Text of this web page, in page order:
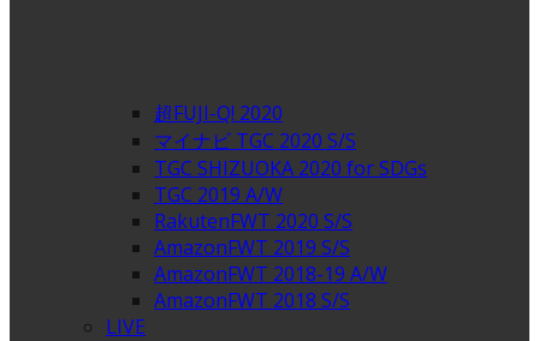
超FUJI-Q! 2020
マイナビ TGC 2020 S/S
TGC SHIZUOKA 2020 for SDGs
TGC 2019 A/W
RakutenFWT 2020 S/S
AmazonFWT 2019 S/S
AmazonFWT 2018-19 A/W
AmazonFWT 2018 S/S
LIVE